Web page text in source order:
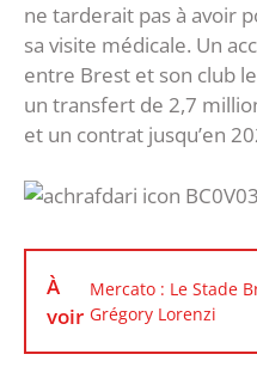
ne tarderait pas à avoir
sa visite médicale. Un
entre Brest et son club
un transfert de 2,7
et un contrat jusqu’en
À
voir
Mercato : Le Stade
Grégory Lorenzi